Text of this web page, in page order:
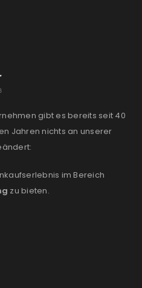
gibt es bereits seit 40
Jahren nichts an unserer
im Bereich
zu bieten.